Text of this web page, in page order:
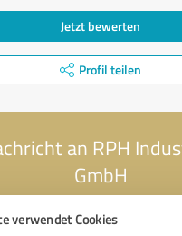
verwendet Cookies
Jetzt bewerten
Profil teilen
an RPH
GmbH